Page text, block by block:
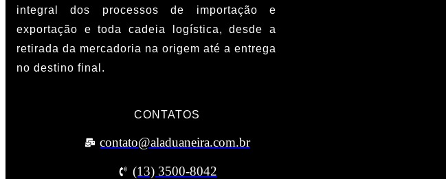
integral dos processos de importação e
exportação e toda cadeia logística, desde a
retirada da mercadoria na origem até a entrega
no destino final.
CONTATOS
contato@aladuaneira.com.br
(13) 3500-8042